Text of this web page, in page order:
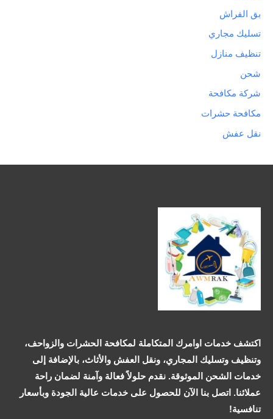
بق الفراش
تسليك مجاري
تنظيف منازل
شحن
شركة مكافحة
مكافحة حشرات
نقل عفش
اكتشف خدمات اوامرك المتكاملة لمكافحة الحشرات والزواحف،
وتنظيف وتسليك المجاري، ونقل العفش والأثاث، بالإضافة إلى
خدمات الشحن الموثوقة. نقدم حلولاً فعالة وآمنة لضمان راحة
عملائنا. اتصل بنا الآن للحصول على خدمات عالية الجودة وبأسعار
تنافسية!